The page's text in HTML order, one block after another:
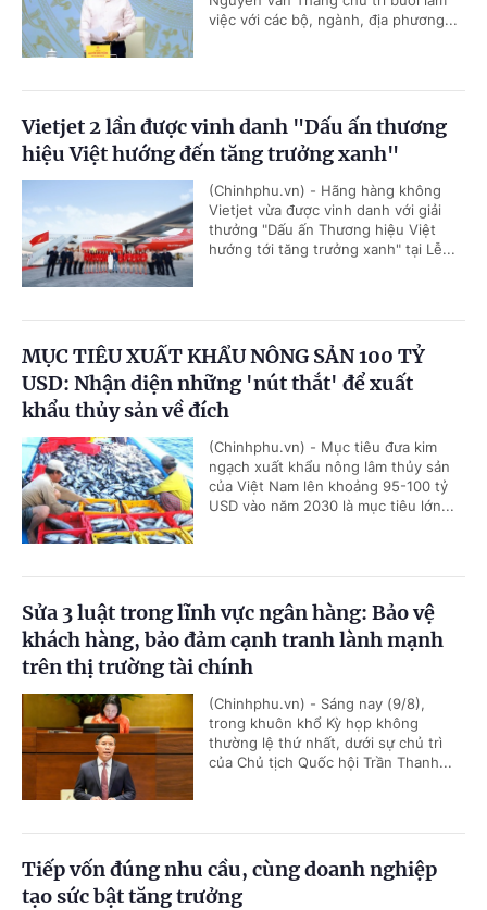
việc với các bộ, ngành, địa phương...
Vietjet 2 lần được vinh danh "Dấu ấn thương
hiệu Việt hướng đến tăng trưởng xanh"
(Chinhphu.vn) - Hãng hàng không
Vietjet vừa được vinh danh với giải
thưởng "Dấu ấn Thương hiệu Việt
hướng tới tăng trưởng xanh" tại Lễ...
MỤC TIÊU XUẤT KHẨU NÔNG SẢN 100 TỶ
USD: Nhận diện những 'nút thắt' để xuất
khẩu thủy sản về đích
(Chinhphu.vn) - Mục tiêu đưa kim
ngạch xuất khẩu nông lâm thủy sản
của Việt Nam lên khoảng 95-100 tỷ
USD vào năm 2030 là mục tiêu lớn...
Sửa 3 luật trong lĩnh vực ngân hàng: Bảo vệ
khách hàng, bảo đảm cạnh tranh lành mạnh
trên thị trường tài chính
(Chinhphu.vn) - Sáng nay (9/8),
trong khuôn khổ Kỳ họp không
thường lệ thứ nhất, dưới sự chủ trì
của Chủ tịch Quốc hội Trần Thanh...
Tiếp vốn đúng nhu cầu, cùng doanh nghiệp
tạo sức bật tăng trưởng